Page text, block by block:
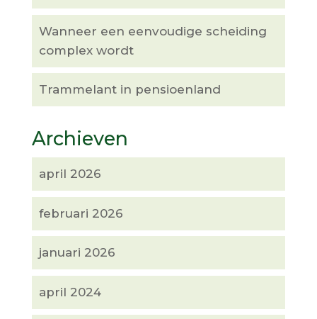
Wanneer een eenvoudige scheiding
complex wordt
Trammelant in pensioenland
Archieven
april 2026
februari 2026
januari 2026
april 2024